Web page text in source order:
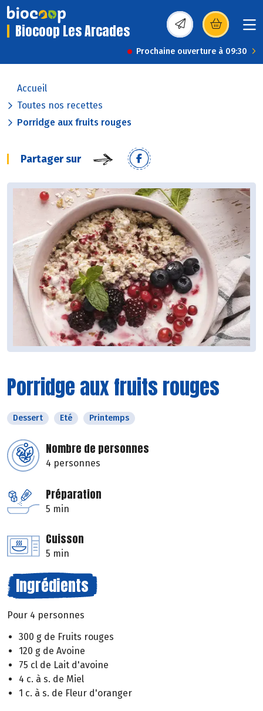
Biocoop Les Arcades (s’ouvre dans une
Prochaine ouverture à 09:30
Accueil
Toutes nos recettes
Porridge aux fruits rouges
Partager sur
Porridge aux fruits rouges
Dessert Eté Printemps
Nombre de personnes
4 personnes
Préparation
5 min
Cuisson
5 min
Ingrédients
Pour 4 personnes
300 g de Fruits rouges
120 g de Avoine
75 cl de Lait d'avoine
4 c. à s. de Miel
1 c. à s. de Fleur d'oranger